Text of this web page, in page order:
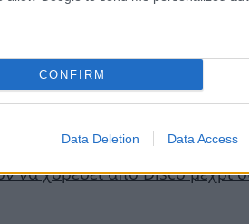
CONFIRM
Data Deletion Data Access
Νίκου Αλιάγα
να χορέψει συρτάκι!
να χορεύει από Disco μέχρι